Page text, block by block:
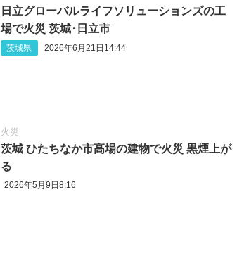
日立グローバルライフソリューションズの工
場で火災 茨城･日立市
茨城県 2026年6月21日14:44
火災
茨城 ひたちなか市高場の建物で火災 黒煙上が
る
2026年5月9日8:16